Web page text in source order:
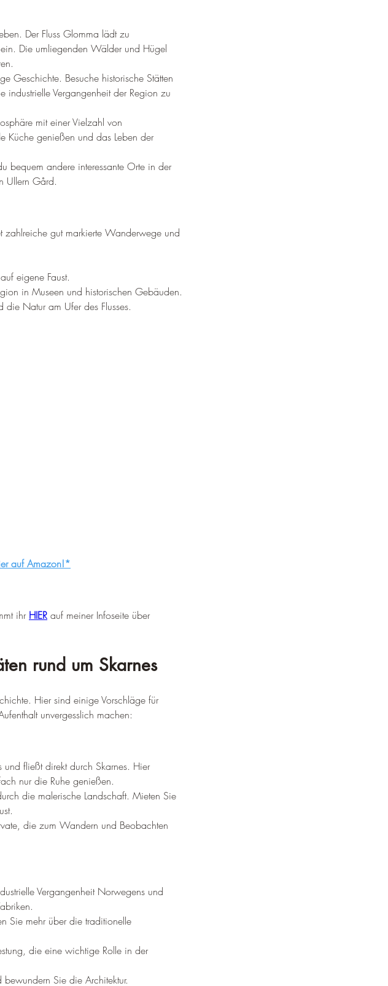
Der Fluss Glomma lädt zu
Die umliegenden Wälder und Hügel
Geschichte. Besuche historische Stätten
industrielle Vergangenheit der Region zu
mit einer Vielzahl von
Küche genießen und das Leben der
bequem andere interessante Orte in der
Ullern Gård.
zahlreiche gut markierte Wanderwege und
eigene Faust.
in Museen und historischen Gebäuden.
die Natur am Ufer des Flusses.
auf Amazon!*
ihr HIER auf meiner Infoseite über
rund um Skarnes
Hier sind einige Vorschläge für
unvergesslich machen:
fließt direkt durch Skarnes. Hier
nur die Ruhe genießen.
die malerische Landschaft. Mieten Sie
die zum Wandern und Beobachten
Vergangenheit Norwegens und
Sie mehr über die traditionelle
die eine wichtige Rolle in der
Sie die Architektur.